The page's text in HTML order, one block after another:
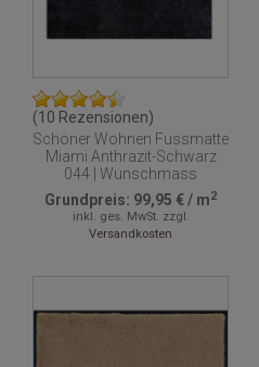
(10 Rezensionen)
Schöner Wohnen Fussmatte
Miami Anthrazit-Schwarz
044 | Wunschmass
Grundpreis: 99,95 €/ m2
inkl. ges. MwSt. zzgl.
Versandkosten